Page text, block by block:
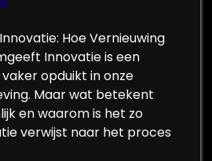
Hoe Vernieuwing
Innovatie is een
opduikt in onze
Maar wat betekent
en waarom is het zo
verwijst naar het proces